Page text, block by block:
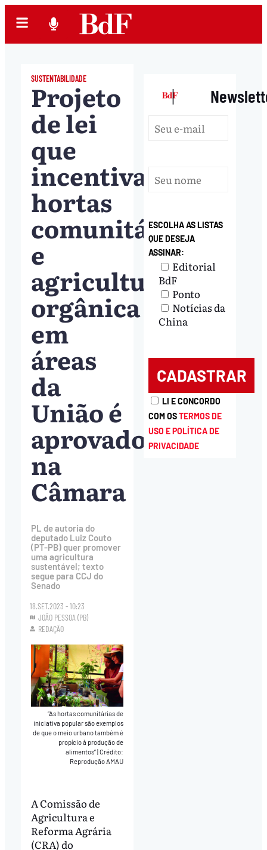
SUSTENTABILIDADE
Projeto
de lei
que
incentiva
hortas
comunitárias
e
agricultura
orgânica
em
áreas
da
União é
aprovado
na
Câmara
PL de autoria do
deputado Luiz Couto
(PT-PB) quer promover
uma agricultura
sustentável; texto
segue para CCJ do
Senado
18.SET.2023 - 10:23
JOÃO PESSOA (PB)
REDAÇÃO
“As hortas comunitárias de
iniciativa popular são exemplos
de que o meio urbano também é
propício à produção de
alimentos”|Crédito:
Reprodução AMAU
A Comissão de
Agricultura e
Reforma Agrária
(CRA) do
|
ESCOLHA AS LISTAS
QUE DESEJA
ASSINAR:
Editorial
BdF
Ponto
Notícias da
China
LI E CONCORDO
COM OSTERMOS DE
USO E POLÍTICA DE
PRIVACIDADE